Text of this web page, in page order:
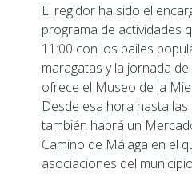
El regidor ha sido el
programa de actividades
11:00 con los bailes
maragatas y la jornada
ofrece el Museo de la
Desde esa hora hasta
también habrá un
Camino de Málaga en el
asociaciones del